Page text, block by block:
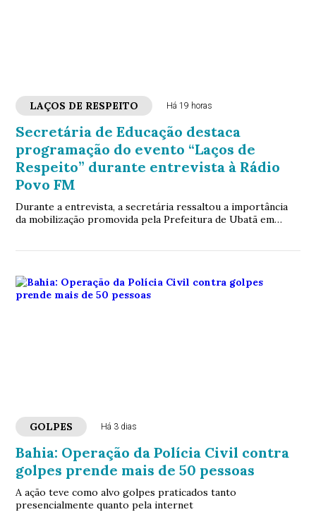
LAÇOS DE RESPEITO Há 19 horas
Secretária de Educação destaca
programação do evento “Laços de
Respeito” durante entrevista à Rádio
Povo FM
Durante a entrevista, a secretária ressaltou a importância
da mobilização promovida pela Prefeitura de Ubatã em
GOLPES Há 3 dias
Bahia: Operação da Polícia Civil contra
golpes prende mais de 50 pessoas
A ação teve como alvo golpes praticados tanto
presencialmente quanto pela internet